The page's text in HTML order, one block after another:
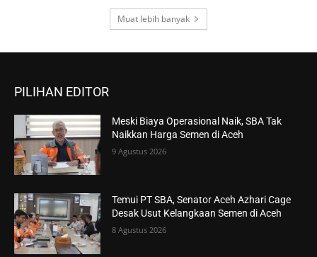
Muat lebih banyak
PILIHAN EDITOR
Meski Biaya Operasional Naik, SBA Tak
Naikkan Harga Semen di Aceh
9 Agustus 2026
Temui PT SBA, Senator Aceh Azhari Cage
Desak Usut Kelangkaan Semen di Aceh
8 Agustus 2026